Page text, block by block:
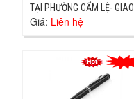
TẠI PHƯỜNG CẨM LỆ- GIAO
NGAY
Giá: Liên hệ